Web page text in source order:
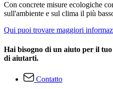
Con concrete misure ecologiche
sull'ambiente e sul clima il più
Qui puoi trovare maggiori
Hai bisogno di un aiuto per il
di aiutarti.
Contatto